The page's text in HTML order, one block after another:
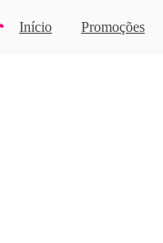
Início Promoções